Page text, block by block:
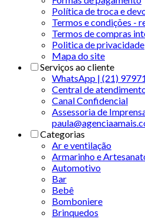
Política de troca e
Termos e condições -
Termos de compras
Politica de privacidade
Mapa do site
Serviços ao cliente
WhatsApp | (21)
Central de
Canal Confidencial
Assessoria de
Categorias
Ar e ventilação
Armarinho e
Automotivo
Bar
Bebê
Bomboniere
Brinquedos